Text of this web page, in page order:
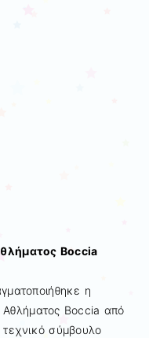
Boccia
η
Boccia από
σύμβουλο